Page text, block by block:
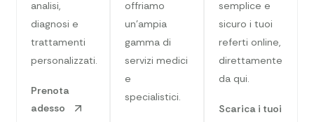
analisi,
diagnosi e
trattamenti
personalizzati.
Prenota
adesso
offriamo
un’ampia
gamma di
servizi medici
e
specialistici.
semplice e
sicuro i tuoi
referti online,
direttamente
da qui.
Scarica i tuoi